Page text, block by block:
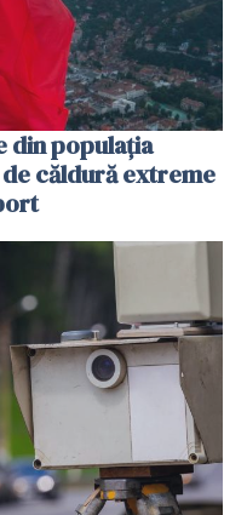
din populația
căldură extreme